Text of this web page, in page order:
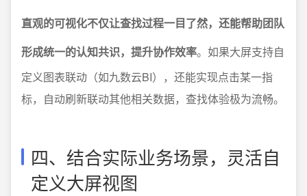
直观的可视化不仅让查找过程一目了然，还能帮助团队
形成统一的认知共识，提升协作效率。如果大屏支持自
定义图表联动（如九数云BI），还能实现点击某一指
标，自动刷新联动其他相关数据，查找体验极为流畅。
四、结合实际业务场景，灵活自
定义大屏视图